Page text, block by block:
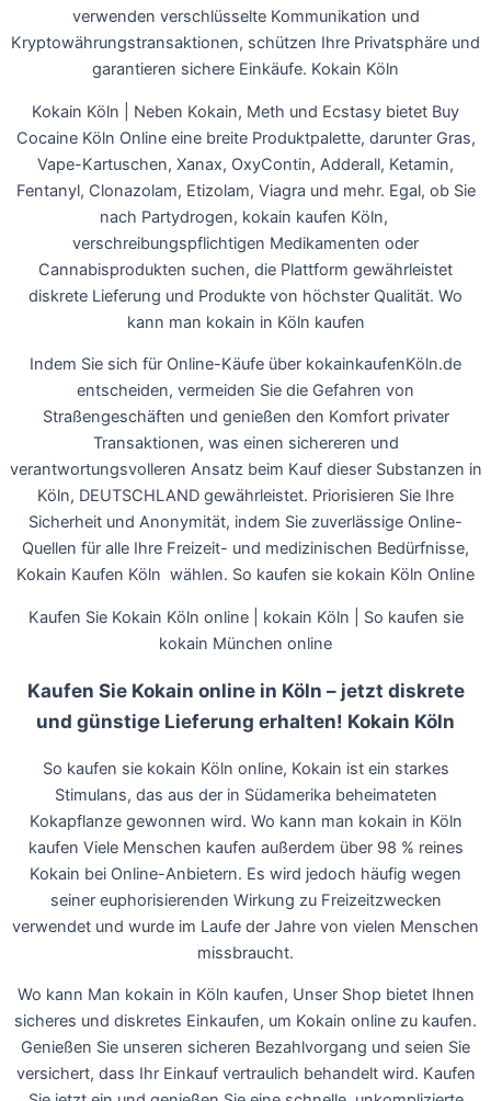
verwenden verschlüsselte Kommunikation und
Kryptowährungstransaktionen, schützen Ihre Privatsphäre und
garantieren sichere Einkäufe. Kokain Köln
Kokain Köln | Neben Kokain, Meth und Ecstasy bietet Buy
Cocaine Köln Online eine breite Produktpalette, darunter Gras,
Vape-Kartuschen, Xanax, OxyContin, Adderall, Ketamin,
Fentanyl, Clonazolam, Etizolam, Viagra und mehr. Egal, ob Sie
nach Partydrogen, kokain kaufen Köln,
verschreibungspflichtigen Medikamenten oder
Cannabisprodukten suchen, die Plattform gewährleistet
diskrete Lieferung und Produkte von höchster Qualität. Wo
kann man kokain in Köln kaufen
Indem Sie sich für Online-Käufe über kokainkaufenKöln.de
entscheiden, vermeiden Sie die Gefahren von
Straßengeschäften und genießen den Komfort privater
Transaktionen, was einen sichereren und
verantwortungsvolleren Ansatz beim Kauf dieser Substanzen in
Köln, DEUTSCHLAND gewährleistet. Priorisieren Sie Ihre
Sicherheit und Anonymität, indem Sie zuverlässige Online-
Quellen für alle Ihre Freizeit- und medizinischen Bedürfnisse,
Kokain Kaufen Köln wählen. So kaufen sie kokain Köln Online
Kaufen Sie Kokain Köln online | kokain Köln | So kaufen sie
kokain München online
Kaufen Sie Kokain online in Köln – jetzt diskrete
und günstige Lieferung erhalten! Kokain Köln
So kaufen sie kokain Köln online, Kokain ist ein starkes
Stimulans, das aus der in Südamerika beheimateten
Kokapflanze gewonnen wird. Wo kann man kokain in Köln
kaufen Viele Menschen kaufen außerdem über 98 % reines
Kokain bei Online-Anbietern. Es wird jedoch häufig wegen
seiner euphorisierenden Wirkung zu Freizeitzwecken
verwendet und wurde im Laufe der Jahre von vielen Menschen
missbraucht.
Wo kann Man kokain in Köln kaufen, Unser Shop bietet Ihnen
sicheres und diskretes Einkaufen, um Kokain online zu kaufen.
Genießen Sie unseren sicheren Bezahlvorgang und seien Sie
versichert, dass Ihr Einkauf vertraulich behandelt wird. Kaufen